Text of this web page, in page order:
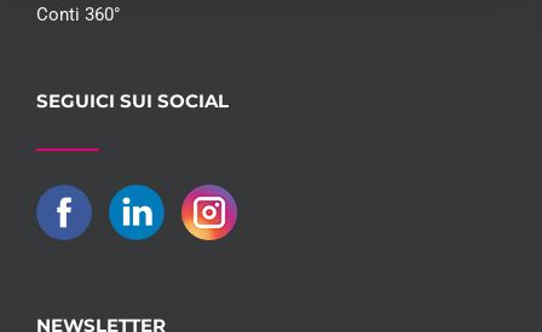
Conti 360°
SEGUICI SUI SOCIAL
NEWSLETTER